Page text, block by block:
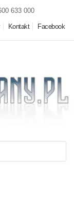
633 000
Kontakt Facebook